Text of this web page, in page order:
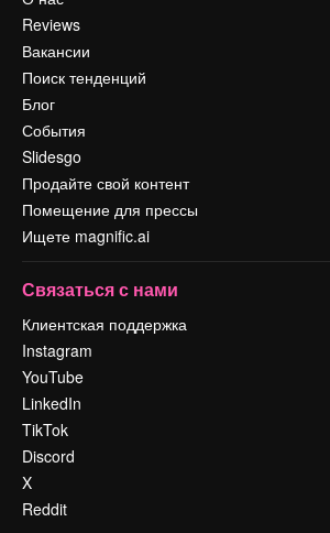
Reviews
Вакансии
Поиск тенденций
Блог
События
Slidesgo
Продайте свой контент
Помещение для прессы
Ищете magnific.ai
Связаться с нами
Клиентская поддержка
Instagram
YouTube
LinkedIn
TikTok
Discord
X
Reddit